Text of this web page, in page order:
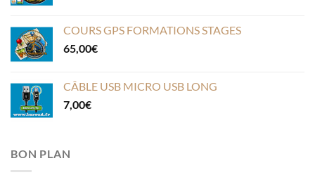
COURS GPS FORMATIONS STAGES
65,00€
CÂBLE USB MICRO USB LONG
7,00€
BON PLAN